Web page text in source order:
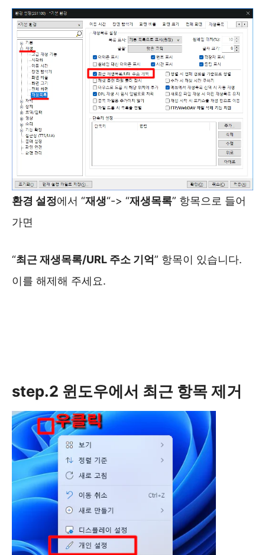
환경 설정에서 “재생“-> “재생목록” 항목으로 들어
가면
“최근 재생목록/URL 주소 기억” 항목이 있습니다.
이를 해제해 주세요.
step.2 윈도우에서 최근 항목 제거